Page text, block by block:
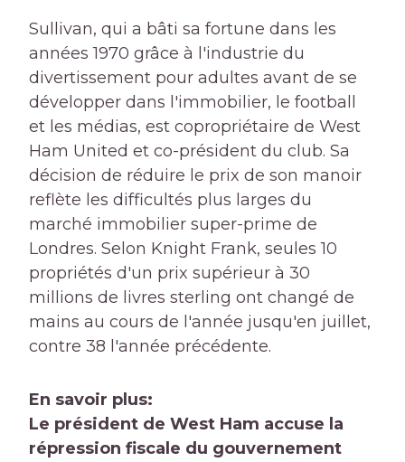
Sullivan, qui a bâti sa fortune dans les
années 1970 grâce à l'industrie du
divertissement pour adultes avant de se
développer dans l'immobilier, le football
et les médias, est copropriétaire de West
Ham United et co-président du club. Sa
décision de réduire le prix de son manoir
reflète les difficultés plus larges du
marché immobilier super-prime de
Londres. Selon Knight Frank, seules 10
propriétés d'un prix supérieur à 30
millions de livres sterling ont changé de
mains au cours de l'année jusqu'en juillet,
contre 38 l'année précédente.
En savoir plus:
Le président de West Ham accuse la
répression fiscale du gouvernement